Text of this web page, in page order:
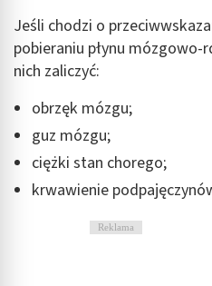
Jeśli chodzi o
pobieraniu płynu
nich zaliczyć:
obrzęk mózgu;
guz mózgu;
ciężki stan chorego;
krwawienie
Reklama